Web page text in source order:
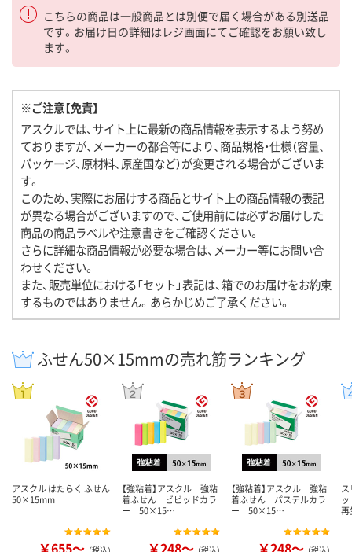
こちらの商品は一般商品とは別便で届く場合がある別送品
です。お届け日の詳細はレジ画面にてご確認をお願い致し
ます。
※ご注意【免責】
アスクルでは、サイト上に最新の商品情報を表示するよう努め
ておりますが、メーカーの都合等により、商品規格・仕様（容量、
パッケージ、原材料、原産国など）が変更される場合がございま
す。
このため、実際にお届けする商品とサイト上の商品情報の表記
が異なる場合がございますので、ご使用前には必ずお届けした
商品の商品ラベルや注意書きをご確認ください。
さらに詳細な商品情報が必要な場合は、メーカー等にお問い合
わせください。
また、販売単位における「セット」表記は、箱でのお届けをお約束
するものではありません。あらかじめご了承ください。
ふせん50×15mmの売れ筋ランキング
アスクル はたらく ふせん
50×15mm
￥655～
【強粘着】アスクル 強粘
着ふせん ビビッドカラ
ー 50×15…
￥248～
【強粘着】アスクル 強粘
着ふせん パステルカラ
ー 50×15…
￥248～